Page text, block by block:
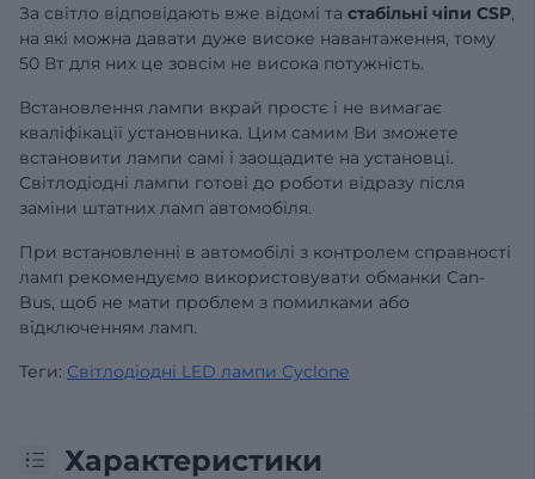
За світло відповідають вже відомі та стабільні чіпи CSP,
на які можна давати дуже високе навантаження, тому
50 Вт для них це зовсім не висока потужність.
Встановлення лампи вкрай простє і не вимагає
кваліфікації установника. Цим самим Ви зможете
встановити лампи самі і заощадите на установці.
Світлодіодні лампи готові до роботи відразу після
заміни штатних ламп автомобіля.
При встановленні в автомобілі з контролем справності
ламп рекомендуємо використовувати обманки Can-
Bus, щоб не мати проблем з помилками або
відключенням ламп.
Теги: Світлодіодні LED лампи Cyclone
Характеристики